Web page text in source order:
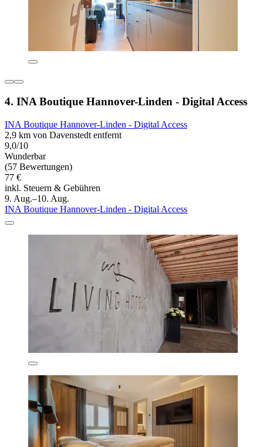
4. INA Boutique Hannover-Linden - Digital Access
INA Boutique Hannover-Linden - Digital Access
2,9 km von Davenstedt entfernt
9,0/10
Wunderbar
(57 Bewertungen)
77 €
inkl. Steuern & Gebühren
9. Aug.–10. Aug.
INA Boutique Hannover-Linden - Digital Access